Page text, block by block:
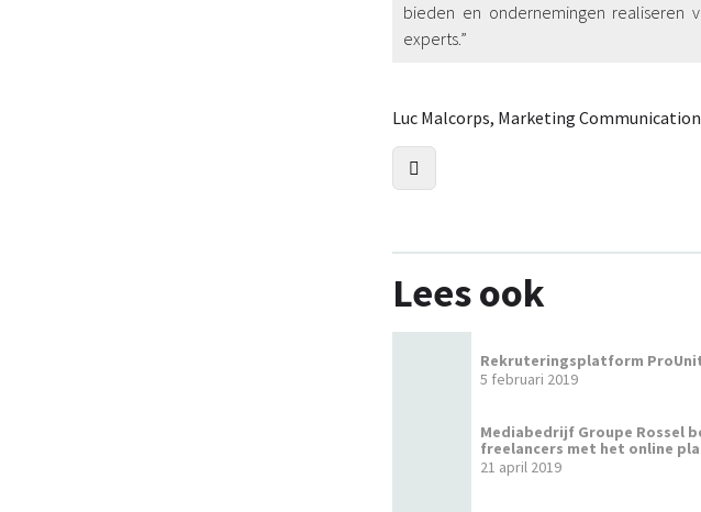
bieden en ondernemingen realiseren
experts.”
Luc Malcorps, Marketing
Lees ook
Rekruteringsplatform
5 februari 2019
Mediabedrijf Groupe Rossel
freelancers met het online
21 april 2019